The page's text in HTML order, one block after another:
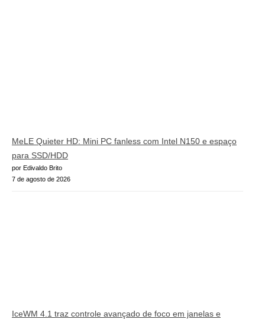
MeLE Quieter HD: Mini PC fanless com Intel N150 e espaço
para SSD/HDD
por Edivaldo Brito
7 de agosto de 2026
IceWM 4.1 traz controle avançado de foco em janelas e